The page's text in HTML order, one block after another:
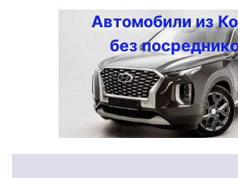
Автомобили из
без